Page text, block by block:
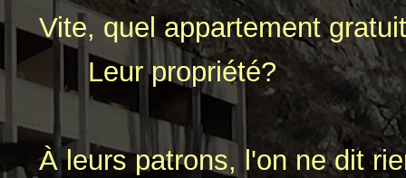
Vite, quel appartement
Leur propriété?
À leurs patrons, l'on ne dit